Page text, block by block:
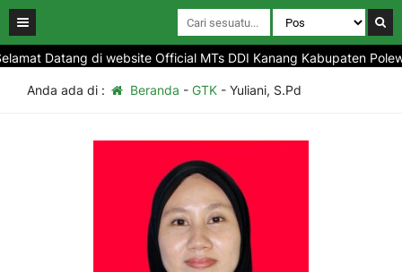
Datang di website Official MTs DDI Kanang Kabupaten
Anda ada di : Beranda - GTK- Yuliani, S.Pd